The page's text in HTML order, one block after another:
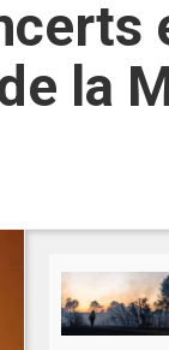
la